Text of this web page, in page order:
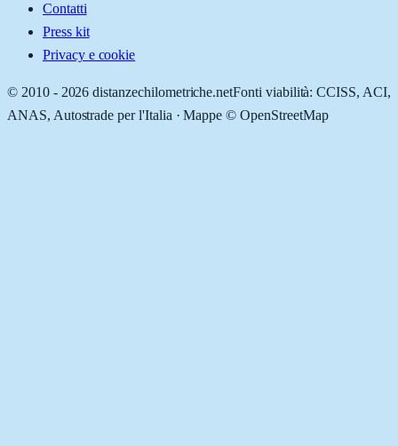
Contatti
Press kit
Privacy e cookie
© 2010 - 2026 distanzechilometriche.netFonti viabilità: CCISS, ACI,
ANAS, Autostrade per l'Italia · Mappe © OpenStreetMap